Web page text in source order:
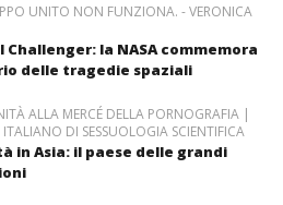
UNITO NON FUNZIONA. - VERONICA
Challenger: la NASA commemora
delle tragedie spaziali
ALLA MERCÉ DELLA PORNOGRAFIA |
ITALIANO DI SESSUOLOGIA SCIENTIFICA
in Asia: il paese delle grandi